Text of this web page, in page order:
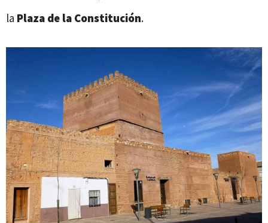
la Plaza de la Constitución.